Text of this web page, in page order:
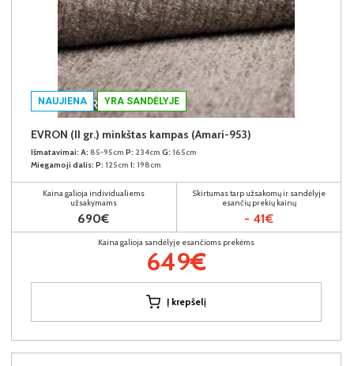
NAUJIENA YRA SANDĖLYJE
EVRON (II gr.) minkštas kampas (Amari-953)
Išmatavimai: A: 85-95cm P: 234cm G: 165cm
Miegamoji dalis: P: 125cm I: 198cm
Kaina galioja individualiems
užsakymams
690€
Skirtumas tarp užsakomų ir sandėlyje
esančių prekių kainų
- 41€
Kaina galioja sandėlyje esančioms prekėms
649€
Į krepšelį